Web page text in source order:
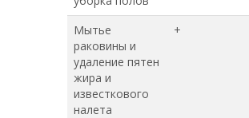
Мытье
раковины и
удаление пятен
жира и
известкового
налета
+